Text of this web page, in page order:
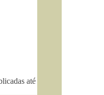
até